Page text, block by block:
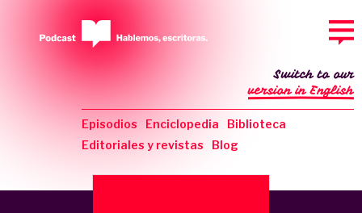
Episodios Enciclopedia
Biblioteca
Editoriales y revistas
Blog
Switch to our
version in English